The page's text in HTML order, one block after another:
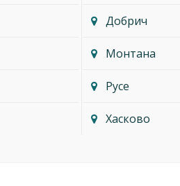
Добрич
Монтана
Русе
Хасково